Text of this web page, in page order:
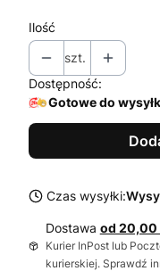
Ilość
szt.
Dostępność:
Gotowe do
Czas wysyłki:
Dostawa od 20,00
Kurier InPost lub
kurierskiej. Sprawdź